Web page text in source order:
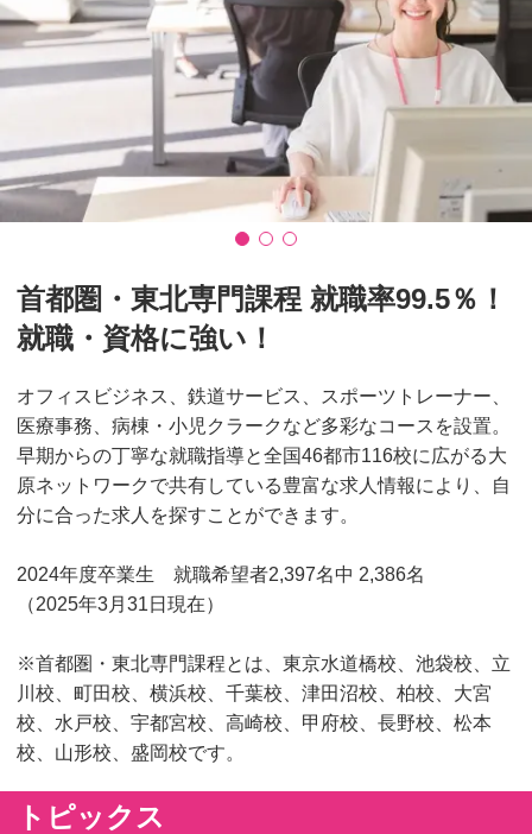
首都圏・東北専門課程 就職率99.5％！
就職・資格に強い！
オフィスビジネス、鉄道サービス、スポーツトレーナー、
医療事務、病棟・小児クラークなど多彩なコースを設置。
早期からの丁寧な就職指導と全国46都市116校に広がる大
原ネットワークで共有している豊富な求人情報により、自
分に合った求人を探すことができます。
2024年度卒業生 就職希望者2,397名中 2,386名
（2025年3月31日現在）
※首都圏・東北専門課程とは、東京水道橋校、池袋校、立
川校、町田校、横浜校、千葉校、津田沼校、柏校、大宮
校、水戸校、宇都宮校、高崎校、甲府校、長野校、松本
校、山形校、盛岡校です。
トピックス